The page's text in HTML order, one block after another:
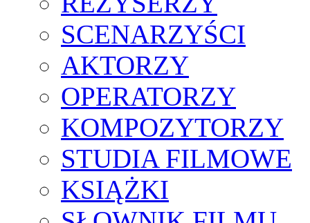
SCENARZYŚCI
AKTORZY
OPERATORZY
KOMPOZYTORZY
STUDIA FILMOWE
KSIĄŻKI